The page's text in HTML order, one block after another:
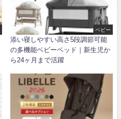
ベビー
添い寝しやすい高さ5段調節可能
の多機能ベビーベッド｜新生児か
ら24ヶ月まで活躍